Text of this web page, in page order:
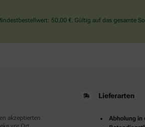
50,00 €. Gültig auf das gesamte
akzeptierten
Lieferarten
Abholung in